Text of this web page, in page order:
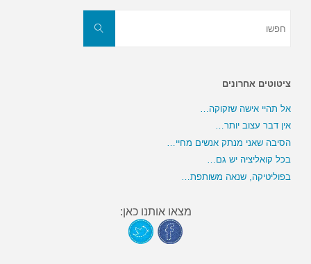
חפשו
ציטוטים אחרונים
אל תהיי אישה שזקוקה…
אין דבר עצוב יותר…
הסיבה שאני מנתק אנשים מחיי…
בכל קואליציה יש גם…
בפוליטיקה, שנאה משותפת…
מצאו אותנו כאן: